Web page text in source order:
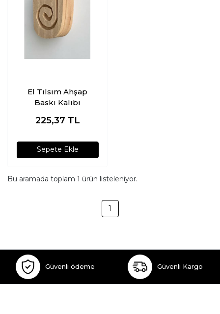
El Tılsım Ahşap
Baskı Kalıbı
225,37 TL
Sepete Ekle
Bu aramada toplam 1 ürün listeleniyor.
1
Güvenli ödeme Güvenli Kargo